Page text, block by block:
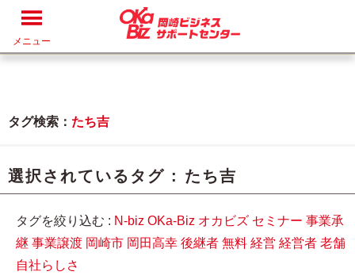
メニュー
タグ検索： たち吉
選択されているタグ : たち吉
タグを絞り込む : N-biz OKa-Biz オカビズ セミナー 事業承
継 事業譲渡 岡崎市 岡田高幸 後継者 無料 経営 経営者 老舗
自社らしさ